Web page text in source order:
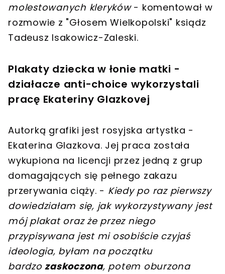
molestowanych kleryków- komentował w
rozmowie z "Głosem Wielkopolski" ksiądz
Tadeusz Isakowicz-Zaleski.
Plakaty dziecka w łonie matki -
działacze anti-choice wykorzystali
pracę Ekateriny Glazkovej
Autorką grafiki jest rosyjska artystka -
Ekaterina Glazkova. Jej praca została
wykupiona na licencji przez jedną z grup
domagających się pełnego zakazu
przerywania ciąży. - Kiedy po raz pierwszy
dowiedziałam się, jak wykorzystywany jest
mój plakat oraz że przez niego
przypisywana jest mi osobiście czyjaś
ideologia, byłam na początku
bardzozaskoczona, potem oburzona